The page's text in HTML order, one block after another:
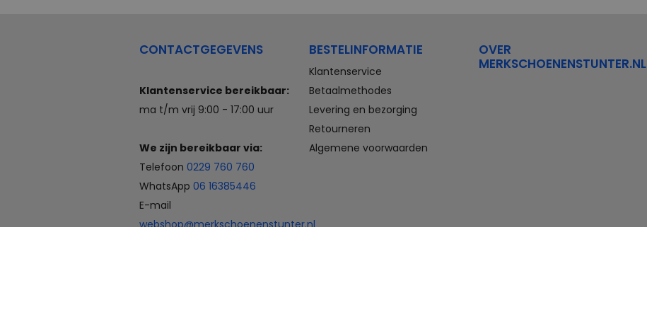
Compleet aanbod outlet
Veterschoenen, sneakers,
slippers, sandalen, instappers,
heren. En laarzen, enkellaarzen,
van Merkschoenenstunter.
CONTACTGEGEVENS
Klantenservice bereikbaar:
ma t/m vrij 9:00 - 17:00 uur
We zijn bereikbaar via:
Telefoon 0229 760 760
WhatsApp 06 16385446
E-mail
webshop@merkschoenenstunter.nl
BESTELINFORMATIE
Klantenservice
Betaalmethodes
Levering en bezorging
Retourneren
Algemene voorwaarden
OVER
MERKSCHOENENSTUNTER.NL